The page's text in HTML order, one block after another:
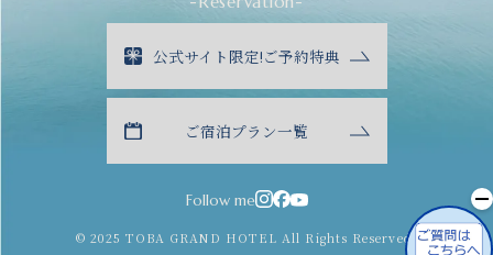
公式サイト限定!ご予約特典
ご宿泊プラン一覧
Follow me
© 2025 TOBA GRAND HOTEL All Rights Reserved.